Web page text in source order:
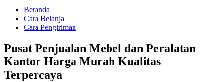
Beranda
Cara Belanja
Cara Pengiriman
Pusat Penjualan Mebel dan Peralatan
Kantor Harga Murah Kualitas
Terpercaya